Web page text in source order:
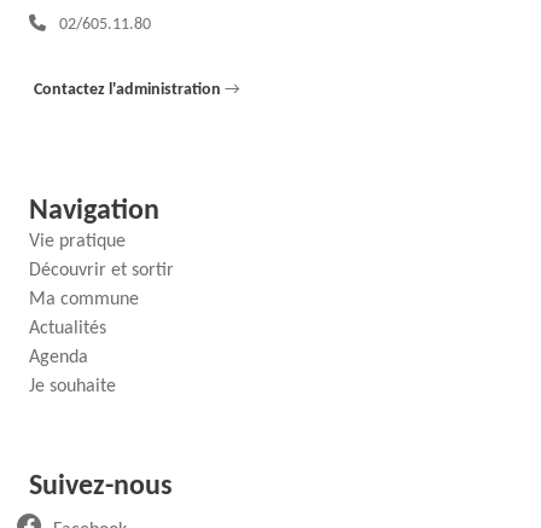
Téléphone :
02/605.11.80
Contactez l'administration →
Navigation
Vie pratique
Découvrir et sortir
Ma commune
Actualités
Agenda
Je souhaite
Suivez-nous
(ouvre un nouvel onglet)